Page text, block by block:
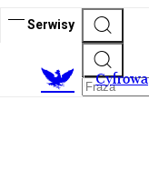
Serwisy
Cyfrowa